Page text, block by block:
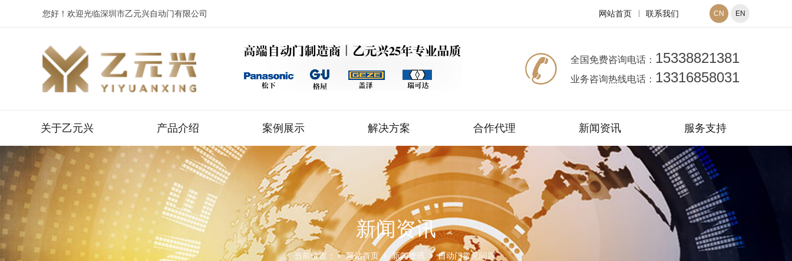
您好！欢迎光临深圳市乙元兴自动门有限公司 CN EN
网站首页 联系我们
全国免费咨询电话： 15338821381
业务咨询热线电话： 13316858031
关于乙元兴 产品介绍 案例展示 解决方案 合作代理 新闻资讯 服务支持
新闻资讯
当前位置： 网站首页 新闻资讯 自动门常见问题